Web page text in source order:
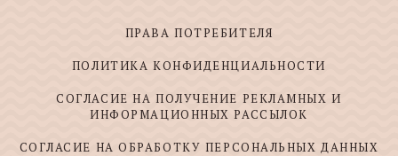
ПРАВА ПОТРЕБИТЕЛЯ
ПОЛИТИКА КОНФИДЕНЦИАЛЬНОСТИ
СОГЛАСИЕ НА ПОЛУЧЕНИЕ РЕКЛАМНЫХ И
ИНФОРМАЦИОННЫХ РАССЫЛОК
СОГЛАСИЕ НА ОБРАБОТКУ ПЕРСОНАЛЬНЫХ ДАННЫХ